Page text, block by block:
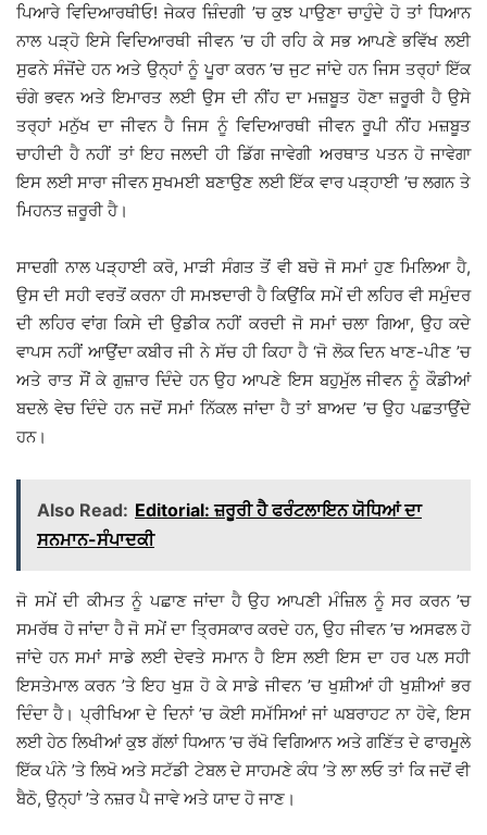
ਪਿਆਰੇ ਵਿਦਿਆਰਥੀਓ! ਜੇਕਰ ਜ਼ਿੰਦਗੀ ’ਚ ਕੁਝ ਪਾਉਣਾ ਚਾਹੁੰਦੇ ਹੋ ਤਾਂ ਧਿਆਨ
ਨਾਲ ਪੜ੍ਹੋ ਇਸੇ ਵਿਦਿਆਰਥੀ ਜੀਵਨ ’ਚ ਹੀ ਰਹਿ ਕੇ ਸਭ ਆਪਣੇ ਭਵਿੱਖ ਲਈ
ਸੁਫਨੇ ਸੰਜੋਂਦੇ ਹਨ ਅਤੇ ਉਨ੍ਹਾਂ ਨੂੰ ਪੂਰਾ ਕਰਨ ’ਚ ਜੁਟ ਜਾਂਦੇ ਹਨ ਜਿਸ ਤਰ੍ਹਾਂ ਇੱਕ
ਚੰਗੇ ਭਵਨ ਅਤੇ ਇਮਾਰਤ ਲਈ ਉਸ ਦੀ ਨੀਂਹ ਦਾ ਮਜ਼ਬੂਤ ਹੋਣਾ ਜ਼ਰੂਰੀ ਹੈ ਉਸੇ
ਤਰ੍ਹਾਂ ਮਨੁੱਖ ਦਾ ਜੀਵਨ ਹੈ ਜਿਸ ਨੂੰ ਵਿਦਿਆਰਥੀ ਜੀਵਨ ਰੂਪੀ ਨੀਂਹ ਮਜ਼ਬੂਤ
ਚਾਹੀਦੀ ਹੈ ਨਹੀਂ ਤਾਂ ਇਹ ਜਲਦੀ ਹੀ ਡਿੱਗ ਜਾਵੇਗੀ ਅਰਥਾਤ ਪਤਨ ਹੋ ਜਾਵੇਗਾ
ਇਸ ਲਈ ਸਾਰਾ ਜੀਵਨ ਸੁਖਮਈ ਬਣਾਉਣ ਲਈ ਇੱਕ ਵਾਰ ਪੜ੍ਹਾਈ ’ਚ ਲਗਨ ਤੇ
ਮਿਹਨਤ ਜ਼ਰੂਰੀ ਹੈ।
ਸਾਦਗੀ ਨਾਲ ਪੜ੍ਹਾਈ ਕਰੋ, ਮਾੜੀ ਸੰਗਤ ਤੋਂ ਵੀ ਬਚੋ ਜੋ ਸਮਾਂ ਹੁਣ ਮਿਲਿਆ ਹੈ,
ਉਸ ਦੀ ਸਹੀ ਵਰਤੋਂ ਕਰਨਾ ਹੀ ਸਮਝਦਾਰੀ ਹੈ ਕਿਉਂਕਿ ਸਮੇਂ ਦੀ ਲਹਿਰ ਵੀ ਸਮੁੰਦਰ
ਦੀ ਲਹਿਰ ਵਾਂਗ ਕਿਸੇ ਦੀ ਉਡੀਕ ਨਹੀਂ ਕਰਦੀ ਜੋ ਸਮਾਂ ਚਲਾ ਗਿਆ, ਉਹ ਕਦੇ
ਵਾਪਸ ਨਹੀਂ ਆਉਂਦਾ ਕਬੀਰ ਜੀ ਨੇ ਸੱਚ ਹੀ ਕਿਹਾ ਹੈ ‘ਜੋ ਲੋਕ ਦਿਨ ਖਾਣ-ਪੀਣ ’ਚ
ਅਤੇ ਰਾਤ ਸੌਂ ਕੇ ਗੁਜ਼ਾਰ ਦਿੰਦੇ ਹਨ ਉਹ ਆਪਣੇ ਇਸ ਬਹੁਮੁੱਲ ਜੀਵਨ ਨੂੰ ਕੌਡੀਆਂ
ਬਦਲੇ ਵੇਚ ਦਿੰਦੇ ਹਨ ਜਦੋਂ ਸਮਾਂ ਨਿੱਕਲ ਜਾਂਦਾ ਹੈ ਤਾਂ ਬਾਅਦ ’ਚ ਉਹ ਪਛਤਾਉਂਦੇ
ਹਨ।
Also Read: Editorial: ਜ਼ਰੂਰੀ ਹੈ ਫਰੰਟਲਾਇਨ ਯੋਧਿਆਂ ਦਾ
ਸਨਮਾਨ-ਸੰਪਾਦਕੀ
ਜੋ ਸਮੇਂ ਦੀ ਕੀਮਤ ਨੂੰ ਪਛਾਣ ਜਾਂਦਾ ਹੈ ਉਹ ਆਪਣੀ ਮੰਜ਼ਿਲ ਨੂੰ ਸਰ ਕਰਨ ’ਚ
ਸਮਰੱਥ ਹੋ ਜਾਂਦਾ ਹੈ ਜੋ ਸਮੇਂ ਦਾ ਤ੍ਰਿਸਕਾਰ ਕਰਦੇ ਹਨ, ਉਹ ਜੀਵਨ ’ਚ ਅਸਫਲ ਹੋ
ਜਾਂਦੇ ਹਨ ਸਮਾਂ ਸਾਡੇ ਲਈ ਦੇਵਤੇ ਸਮਾਨ ਹੈ ਇਸ ਲਈ ਇਸ ਦਾ ਹਰ ਪਲ ਸਹੀ
ਇਸਤੇਮਾਲ ਕਰਨ ’ਤੇ ਇਹ ਖੁਸ਼ ਹੋ ਕੇ ਸਾਡੇ ਜੀਵਨ ’ਚ ਖੁਸ਼ੀਆਂ ਹੀ ਖੁਸ਼ੀਆਂ ਭਰ
ਦਿੰਦਾ ਹੈ। ਪ੍ਰੀਖਿਆ ਦੇ ਦਿਨਾਂ ’ਚ ਕੋਈ ਸਮੱਸਿਆਂ ਜਾਂ ਘਬਰਾਹਟ ਨਾ ਹੋਵੇ, ਇਸ
ਲਈ ਹੇਠ ਲਿਖੀਆਂ ਕੁਝ ਗੱਲਾਂ ਧਿਆਨ ’ਚ ਰੱਖੋ ਵਿਗਿਆਨ ਅਤੇ ਗਣਿੱਤ ਦੇ ਫਾਰਮੂਲੇ
ਇੱਕ ਪੰਨੇ ’ਤੇ ਲਿਖੋ ਅਤੇ ਸਟੱਡੀ ਟੇਬਲ ਦੇ ਸਾਹਮਣੇ ਕੰਧ ’ਤੇ ਲਾ ਲਓ ਤਾਂ ਕਿ ਜਦੋਂ ਵੀ
ਬੈਠੋ, ਉਨ੍ਹਾਂ ’ਤੇ ਨਜ਼ਰ ਪੈ ਜਾਵੇ ਅਤੇ ਯਾਦ ਹੋ ਜਾਣ।